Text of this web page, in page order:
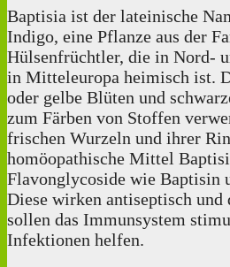
Baptisia ist der lateinische
Indigo, eine Pflanze aus der
Hülsenfrüchtler, die in Nord-
in Mitteleuropa heimisch ist.
oder gelbe Blüten und
zum Färben von Stoffen
frischen Wurzeln und ihrer
homöopathische Mittel
Flavonglycoside wie Baptisin
Diese wirken antiseptisch und
sollen das Immunsystem
Infektionen helfen.